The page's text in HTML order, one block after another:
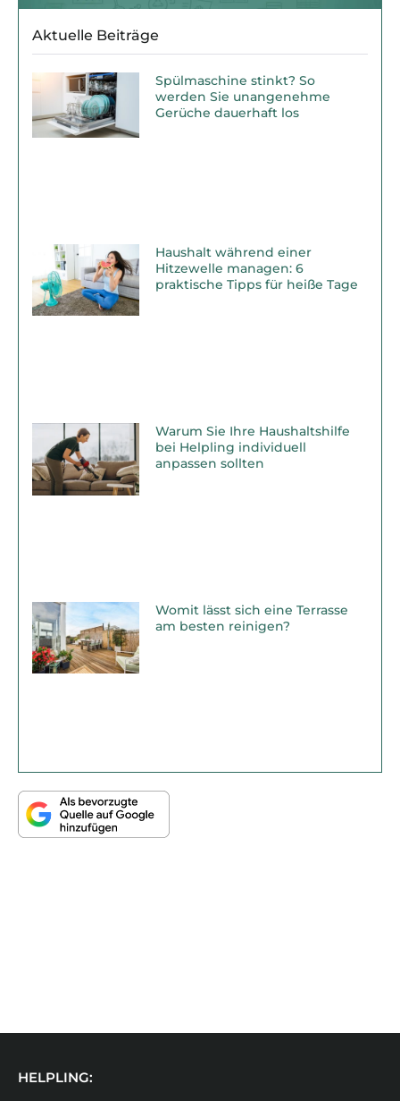
Aktuelle Beiträge
Spülmaschine stinkt? So
werden Sie unangenehme
Gerüche dauerhaft los
Haushalt während einer
Hitzewelle managen: 6
praktische Tipps für heiße Tage
Warum Sie Ihre Haushaltshilfe
bei Helpling individuell
anpassen sollten
Womit lässt sich eine Terrasse
am besten reinigen?
HELPLING: